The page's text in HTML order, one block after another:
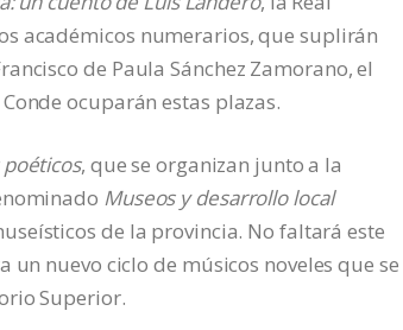
académicos numerarios, que suplirán
de Paula Sánchez Zamorano, el
ocuparán estas plazas.
, que se organizan junto a la
Museos y desarrollo local
de la provincia. No faltará este
nuevo ciclo de músicos noveles que se
Superior.